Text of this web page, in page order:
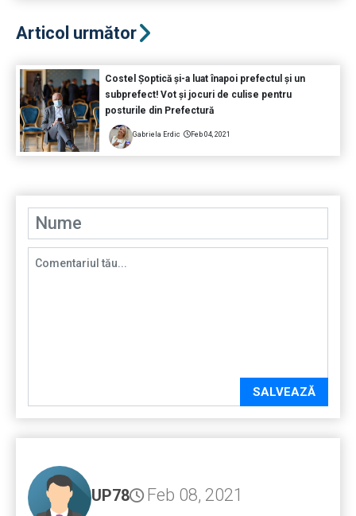
Articol următor
Costel Șoptică și-a luat înapoi prefectul și un
subprefect! Vot și jocuri de culise pentru
posturile din Prefectură
Gabriela Erdic Feb 04, 2021
SALVEAZĂ
UP78 Feb 08, 2021